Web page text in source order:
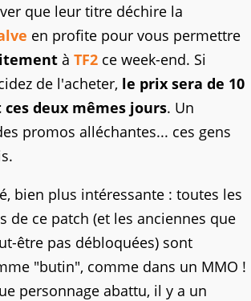
que leur titre déchire la
en profite pour vous permettre
à TF2 ce week-end. Si
de l'acheter, le prix sera de 10
deux mêmes jours. Un
promos alléchantes... ces gens
bien plus intéressante : toutes les
de ce patch (et les anciennes que
être pas débloquées) sont
"butin", comme dans un MMO !
personnage abattu, il y a un